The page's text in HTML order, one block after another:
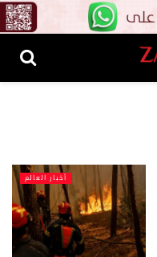
أخبار العالم